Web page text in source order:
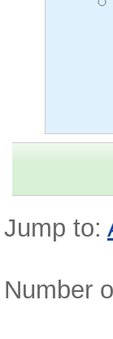
Jump to:
Number